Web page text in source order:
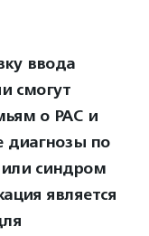
ввода
смогут
о РАС и
диагнозы по
синдром
является